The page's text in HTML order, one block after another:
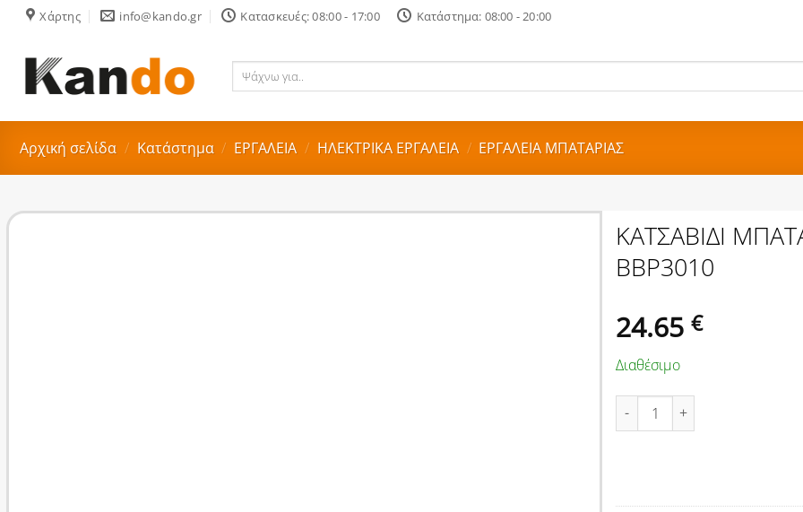
Skip
content
Χάρτης info@kando.gr Κατασκευές: 08:00 - 17:00 Κατάστημα: 08:00 - 20:00
Ψάχνω
Αρχική σελίδα / Κατάστημα / ΕΡΓΑΛΕΙΑ / ΗΛΕΚΤΡΙΚΑ ΕΡΓΑΛΕΙΑ / ΕΡΓΑΛΕΙΑ ΜΠΑΤΑΡΙΑΣ
ΚΑΤΣΑΒΙΔΙ
BBP3010
24.65 €
Διαθέσιμο
ΚΑΤΣΑΒΙΔΙ ΜΠΑΤΑΡΙΑΣ 3,6V,